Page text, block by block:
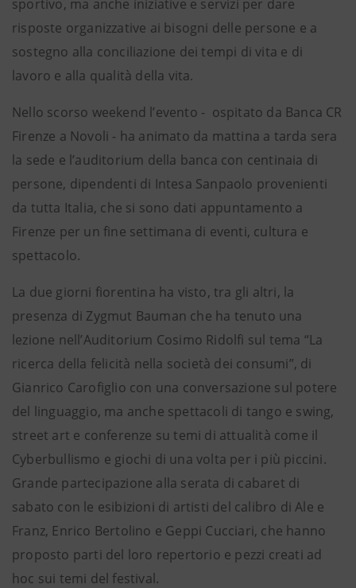
sportivo, ma anche iniziative e servizi per dare
risposte organizzative ai bisogni delle persone e a
sostegno alla conciliazione dei tempi di vita e di
lavoro e alla qualità della vita.
Nello scorso weekend l’evento - ospitato da Banca CR
Firenze a Novoli - ha animato da mattina a tarda sera
la sede e l’auditorium della banca con centinaia di
persone, dipendenti di Intesa Sanpaolo provenienti
da tutta Italia, che si sono dati appuntamento a
Firenze per un fine settimana di eventi, cultura e
spettacolo.
La due giorni fiorentina ha visto, tra gli altri, la
presenza di Zygmut Bauman che ha tenuto una
lezione nell’Auditorium Cosimo Ridolfi sul tema “La
ricerca della felicità nella società dei consumi”, di
Gianrico Carofiglio con una conversazione sul potere
del linguaggio, ma anche spettacoli di tango e swing,
street art e conferenze su temi di attualità come il
Cyberbullismo e giochi di una volta per i più piccini.
Grande partecipazione alla serata di cabaret di
sabato con le esibizioni di artisti del calibro di Ale e
Franz, Enrico Bertolino e Geppi Cucciari, che hanno
proposto parti del loro repertorio e pezzi creati ad
hoc sui temi del festival.